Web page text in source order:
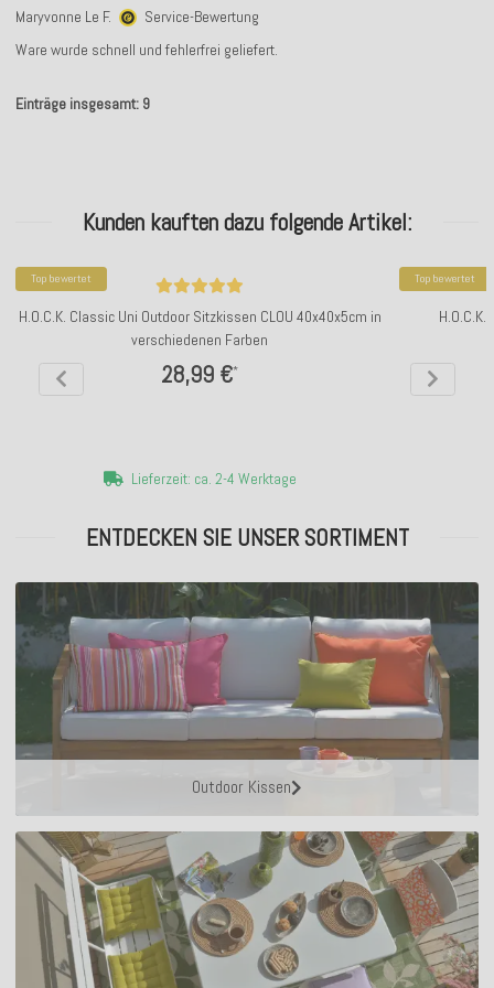
Maryvonne Le F.
Service-Bewertung
Ware wurde schnell und fehlerfrei geliefert.
Einträge insgesamt: 9
Kunden kauften dazu folgende Artikel:
Top bewertet
H.O.C.K. Classic Uni Outdoor Sitzkissen CLOU 40x40x5cm in
verschiedenen Farben
28,99 €*
Lieferzeit: ca. 2-4 Werktage
Top bewertet
ENTDECKEN SIE UNSER SORTIMENT
Outdoor Kissen